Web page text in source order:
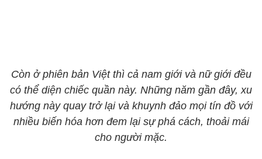
Còn ở phiên bản Việt thì cả nam giới và nữ giới đều
có thể diện chiếc quần này. Những năm gần đây, xu
hướng này quay trở lại và khuynh đảo mọi tín đồ với
nhiều biến hóa hơn đem lại sự phá cách, thoải mái
cho người mặc.